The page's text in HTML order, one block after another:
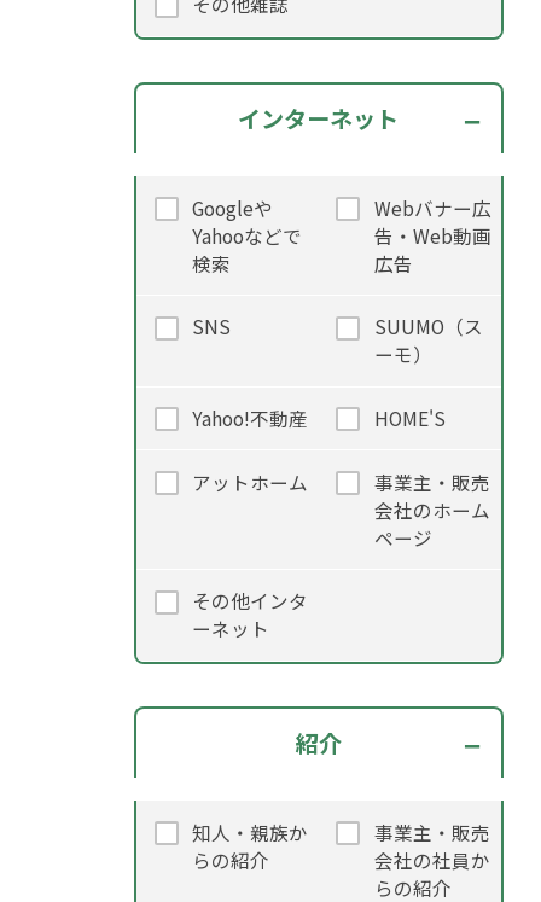
インターネット
Googleや
Yahooなどで
検索
Webバナー広
告・Web動画
広告
SNS
SUUMO（ス
ーモ）
Yahoo!不動産 HOME'S
アットホーム
事業主・販売
会社のホーム
ページ
その他インタ
ーネット
紹介
知人・親族か
らの紹介
事業主・販売
会社の社員か
らの紹介